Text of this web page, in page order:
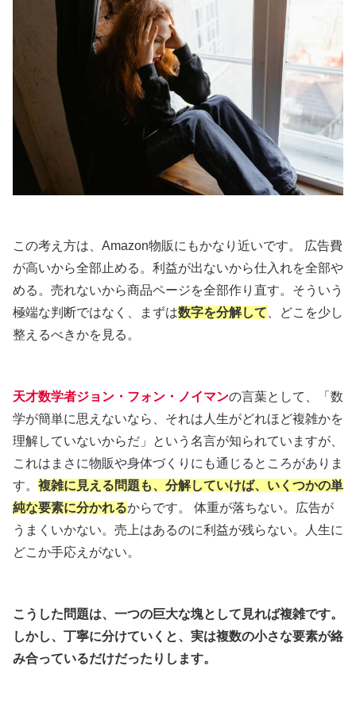
この考え方は、Amazon物販にもかなり近いです。 広告費
が高いから全部止める。利益が出ないから仕入れを全部や
める。売れないから商品ページを全部作り直す。そういう
極端な判断ではなく、まずは数字を分解して 、どこを少し
整えるべきかを見る。
天才数学者ジョン・フォン・ノイマンの言葉として、「数
学が簡単に思えないなら、それは人生がどれほど複雑かを
理解していないからだ」という名言が知られていますが、
これはまさに物販や身体づくりにも通じるところがありま
す。 複雑に見える問題も、分解していけば、いくつかの単
純な要素に分かれるからです。 体重が落ちない。広告が
うまくいかない。売上はあるのに利益が残らない。人生に
どこか手応えがない。
こうした問題は、一つの巨大な塊として見れば複雑です。
しかし、丁寧に分けていくと、実は複数の小さな要素が絡
み合っているだけだったりします。